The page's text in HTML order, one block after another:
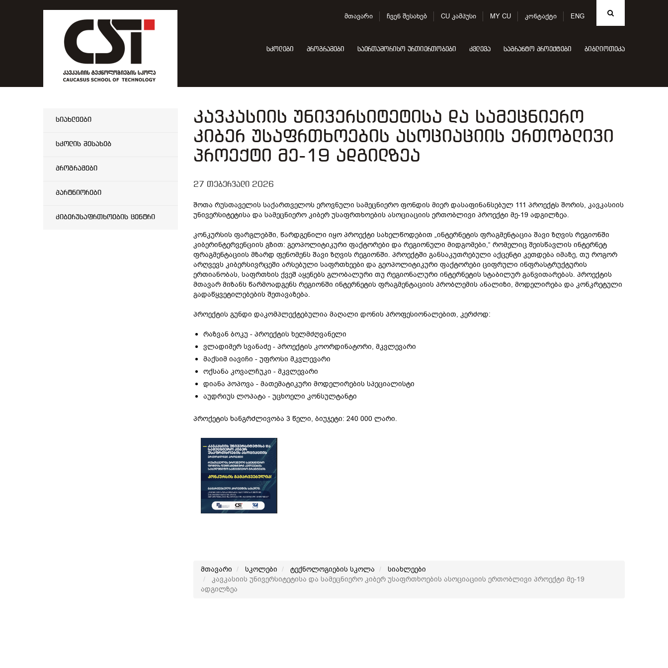
ENG
მთავარი ჩვენ შესახებ CU კამპუსი MY CU კონტაქტი
სკოლები პროგრამები საერთაშორისო ურთიერთობები კვლევა საგრანტო პროექტები ბიბლიოთეკა
სიახლეები
სკოლის შესახებ
პროგრამები
პარტნიორები
კიბერუსაფრთხოების ცენტრი
კავკასიის უნივერსიტეტისა და სამეცნიერო
კიბერ უსაფრთხოების ასოციაციის ერთობლივი
პროექტი მე-19 ადგილზეა
27 თებერვალი 2026
შოთა რუსთაველის საქართველოს ეროვნული სამეცნიერო ფონდის მიერ დასაფინანსებულ 111 პროექტს შორის, კავკასიის
უნივერსიტეტისა და სამეცნიერო კიბერ უსაფრთხოების ასოციაციის ერთობლივი პროექტი მე-19 ადგილზეა.
კონკურსის ფარგლებში, წარდგენილი იყო პროექტი სახელწოდებით „ინტერნეტის ფრაგმენტაცია შავი ზღვის რეგიონში
კიბერინტერვენციის გზით: გეოპოლიტიკური ფაქტორები და რეგიონული მიდგომები,“ რომელიც შეისწავლის ინტერნეტ
ფრაგმენტაციის მზარდ ფენომენს შავი ზღვის რეგიონში. პროექტში განსაკუთრებული აქცენტი კეთდება იმაზე, თუ როგორ
არღვევს კიბერსივრცეში არსებული საფრთხეები და გეოპოლიტიკური ფაქტორები ციფრული ინფრასტრუქტურის
ერთიანობას, საფრთხის ქვეშ აყენებს გლობალური თუ რეგიონალური ინტერნეტის სტაბილურ განვითარებას. პროექტის
მთავარ მიზანს წარმოადგენს რეგიონში ინტერნეტის ფრაგმენტაციის პრობლემის ანალიზი, მოდელირება და კონკრეტული
გადაწყვეტილებების შეთავაზება.
პროექტის გუნდი დაკომპლექტებულია მაღალი დონის პროფესიონალებით, კერძოდ:
რაზვან ბოკუ - პროექტის ხელმძღვანელი
ვლადიმერ სვანაძე - პროექტის კოორდინატორი, მკვლევარი
მაქსიმ იავიჩი - უფროსი მკვლევარი
ოქსანა კოვალჩუკი - მკვლევარი
დიანა პოპოვა - მათემატიკური მოდელირების სპეციალისტი
აუდრიუს ლოპატა - უცხოელი კონსულტანტი
პროქეტის ხანგრძლივობა 3 წელი, ბიუჯეტი: 240 000 ლარი.
მთავარი სკოლები ტექნოლოგიების სკოლა
სიახლეები
კავკასიის უნივერსიტეტისა და სამეცნიერო კიბერ უსაფრთხოების ასოციაციის ერთობლივი პროექტი მე-19
ადგილზეა